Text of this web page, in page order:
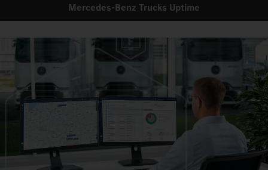
Mercedes‑Benz Trucks Uptime